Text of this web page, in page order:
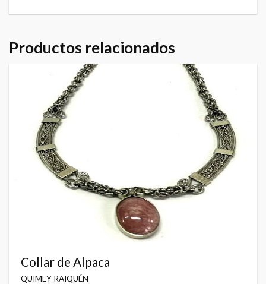
Productos relacionados
Collar de Alpaca
QUIMEY RAIQUÉN